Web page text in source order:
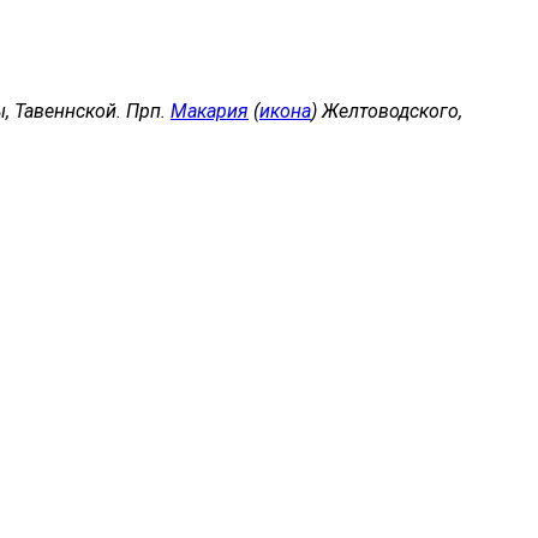
Тавеннской. Прп. Макария (икона) Желтоводского,